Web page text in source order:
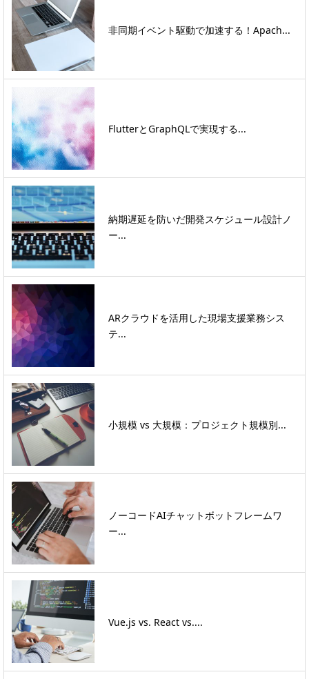
非同期イベント駆動で加速する！Apach...
FlutterとGraphQLで実現する...
納期遅延を防いだ開発スケジュール設計ノ
ー...
ARクラウドを活用した現場支援業務シス
テ...
小規模 vs 大規模：プロジェクト規模別...
ノーコードAIチャットボットフレームワ
ー...
Vue.js vs. React vs....